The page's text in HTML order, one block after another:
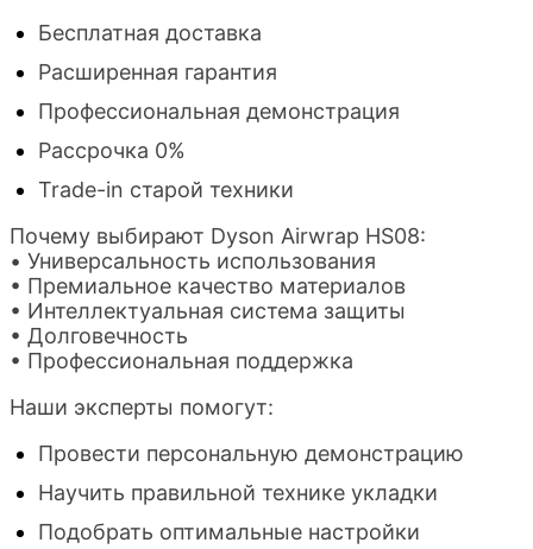
Бесплатная доставка
Расширенная гарантия
Профессиональная демонстрация
Рассрочка 0%
Trade-in старой техники
Почему выбирают Dyson Airwrap HS08:
• Универсальность использования
• Премиальное качество материалов
• Интеллектуальная система защиты
• Долговечность
• Профессиональная поддержка
Наши эксперты помогут:
Провести персональную демонстрацию
Научить правильной технике укладки
Подобрать оптимальные настройки